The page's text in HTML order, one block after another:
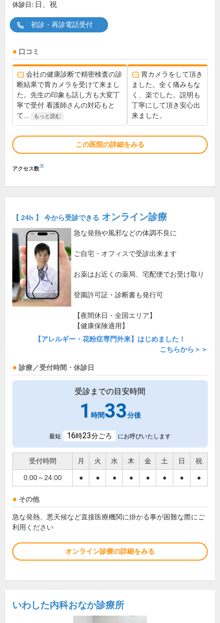
休診日: 日、祝
初診・再診電話受付
口コミ
会社の健康診断で精密検査の診
断結果で胃カメラを受けて来まし
た。先生の印象も話し方も大変丁
寧で受付 看護師さんの対応もと
て...
もっと読む
胃カメラをして頂き
ました。全く痛みもな
く、楽でした。説明も
丁寧にして頂き安心出
来ました。
この医院の詳細をみる
アクセス数※
【 24h 】 今から受診できる オンライン診療
急な発熱や風邪などの体調不良に
ご自宅・オフィスで受診出来ます
お薬はお近くの薬局、宅配便でお受け取り
登園許可証・診断書も発行可
【夜間休日・全国エリア】
【健康保険適用】
【アレルギー・花粉症専門外来】はじめました！
こちらから＞＞
診療／受付時間・休診日
受診までの目安時間
1 時間33分後
最短 16時23分ごろ にお呼びいたします
受付時間 月 火 水 木 金 土 日 祝
0:00～24:00 ● ● ● ● ● ● ● ●
その他
急な発熱、悪天候など直接医療機関に掛かる事が困難な際にご
利用ください
オンライン診療の詳細をみる
いわした内科おなか診療所